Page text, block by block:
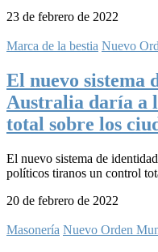
23 de febrero de 2022
Marca de la bestia Nuevo
El nuevo sistema
Australia daría a
total sobre los
El nuevo sistema de
políticos tiranos un control
20 de febrero de 2022
Masonería Nuevo Orden